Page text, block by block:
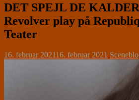
DET SPEJL DE
Revolver play på
Teater
16. februar 202116. februar 2021